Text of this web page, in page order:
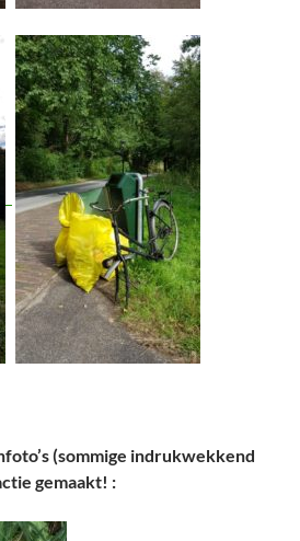
(sommige indrukwekkend
gemaakt! :